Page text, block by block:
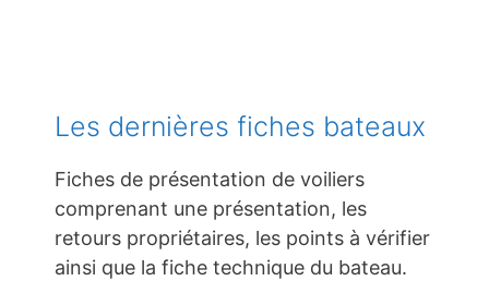
Les dernières fiches bateaux
Fiches de présentation de voiliers
comprenant une présentation, les
retours propriétaires, les points à vérifier
ainsi que la fiche technique du bateau.